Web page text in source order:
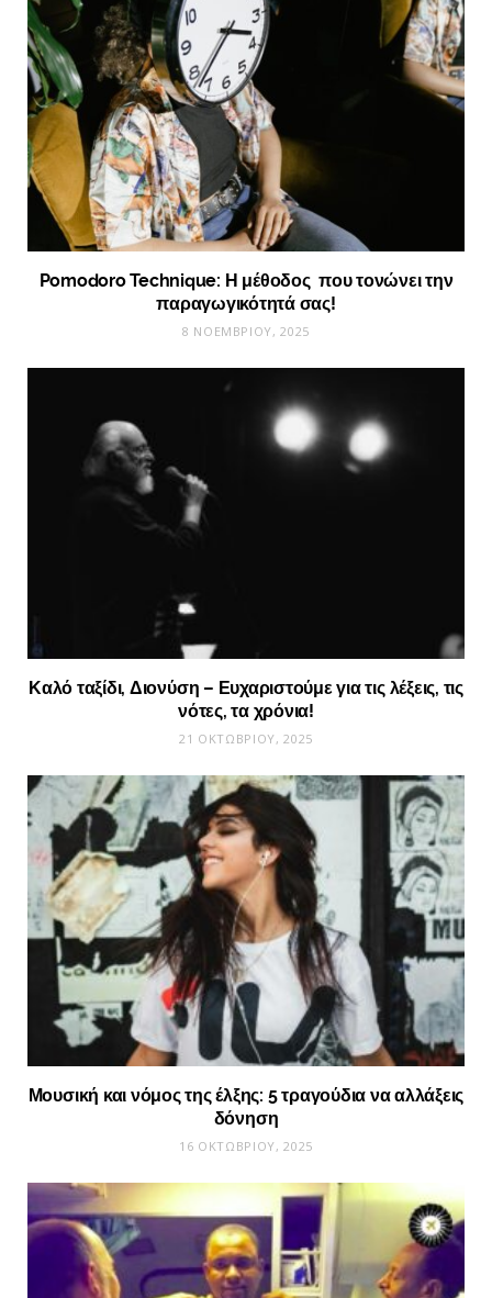
Pomodoro Technique: Η μέθοδος που τονώνει την
παραγωγικότητά σας!
8 ΝΟΕΜΒΡΊΟΥ, 2025
Καλό ταξίδι, Διονύση – Ευχαριστούμε για τις λέξεις, τις
νότες, τα χρόνια!
21 ΟΚΤΩΒΡΊΟΥ, 2025
Μουσική και νόμος της έλξης: 5 τραγούδια να αλλάξεις
δόνηση
16 ΟΚΤΩΒΡΊΟΥ, 2025